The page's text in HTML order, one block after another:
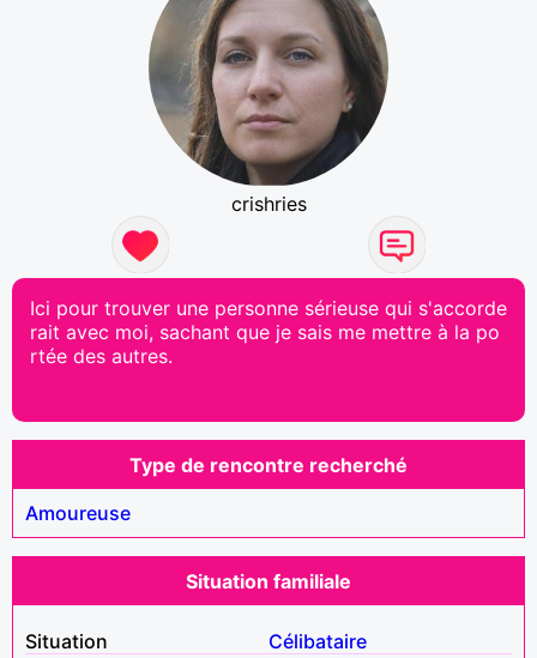
crishries
Ici pour trouver une personne sérieuse qui s'accorde
rait avec moi, sachant que je sais me mettre à la po
rtée des autres.
Type de rencontre recherché
Amoureuse
Situation familiale
Situation
Célibataire